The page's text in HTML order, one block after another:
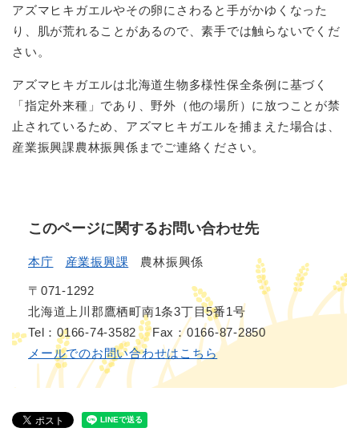
アズマヒキガエルやその卵にさわると手がかゆくなった
り、肌が荒れることがあるので、素手では触らないでくだ
さい。
アズマヒキガエルは北海道生物多様性保全条例に基づく
「指定外来種」であり、野外（他の場所）に放つことが禁
止されているため、アズマヒキガエルを捕まえた場合は、
産業振興課農林振興係までご連絡ください。
このページに関するお問い合わせ先
本庁 産業振興課 農林振興係
〒071-1292
北海道上川郡鷹栖町南1条3丁目5番1号
Tel：0166-74-3582
Fax：0166-87-2850
メールでのお問い合わせはこちら